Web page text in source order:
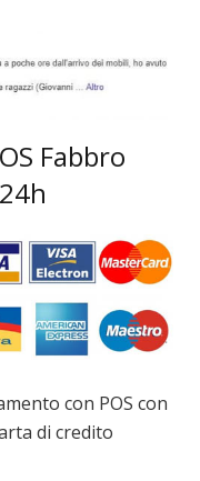
Fabbro
con POS con
di credito